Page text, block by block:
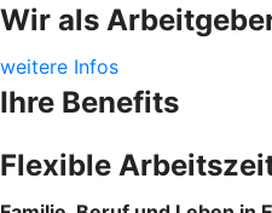
Wir als
weitere Infos
Ihre Benefits
Flexible